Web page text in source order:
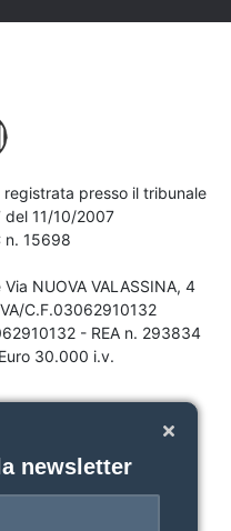
presso il tribunale
del 11/10/2007
n. 15698
NUOVA VALASSINA, 4
C.F.03062910132
- REA n. 293834
30.000 i.v.
newsletter